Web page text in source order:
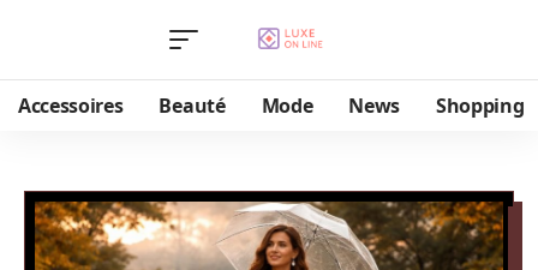
Accessoires Beauté Mode News Shopping